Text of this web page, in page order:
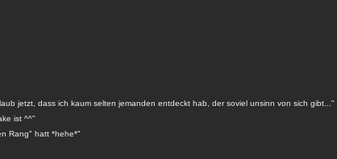
jetzt, dass ich kaum selten jemanden entdeckt hab, der soviel unsinn von sich gibt..."
ist ^^"
Rang" hatt *hehe*"